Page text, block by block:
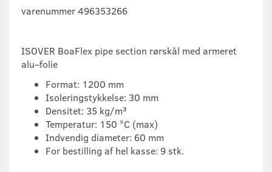
varenummer 496353266
ISOVER BoaFlex pipe section rørskål med armeret
alu–folie
Format: 1200 mm
Isoleringstykkelse: 30 mm
Densitet: 35 kg/m³
Temperatur: 150 °C (max)
Indvendig diameter: 60 mm
For bestilling af hel kasse: 9 stk.